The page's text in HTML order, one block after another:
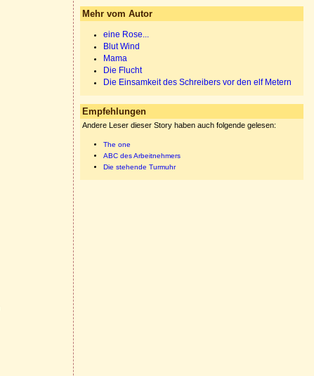
Mehr vom Autor
eine Rose...
Blut Wind
Mama
Die Flucht
Die Einsamkeit des Schreibers vor den elf Metern
Empfehlungen
Andere Leser dieser Story haben auch folgende gelesen:
The one
ABC des Arbeitnehmers
Die stehende Turmuhr